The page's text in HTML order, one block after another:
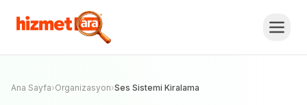
Ses Sistemi KiralamaFiyat Teklifi Al,
Karşılaştır.
İLK HİZMETVEREN OL
Ana Sayfa›Organizasyon›Ses Sistemi Kiralama